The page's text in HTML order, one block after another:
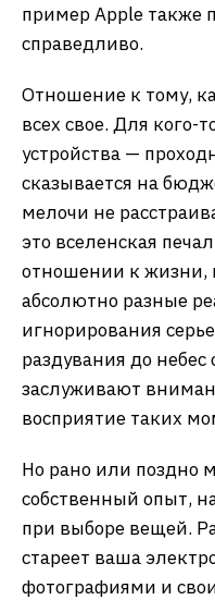
пример Apple также
справедливо.
Отношение к тому,
всех свое. Для кого-
устройства —
сказывается на
мелочи не
это вселенская
отношении к жизни,
абсолютно разные
игнорирования
раздувания до
заслуживают
восприятие таких
Но рано или поздно
собственный опыт,
при выборе вещей.
стареет ваша
фотографиями и